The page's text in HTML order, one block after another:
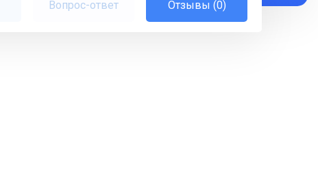
Вопрос-ответ Отзывы (0)